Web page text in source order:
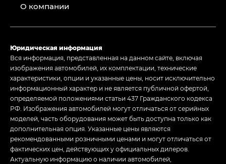
О компании
Юридическая информация
Вся информация, представленная на данном сайте, включая
изображения автомобилей, их комплектации, технические
характеристики, опции и указанные цены, носит исключительно
информационный характер и не является публичной офертой,
определяемой положениями статьи 437 Гражданского кодекса
РФ. Изображения автомобилей могут отличаться от серийных
моделей, часть оборудования может быть доступна только как
дополнительная опция. Указанные цены являются
рекомендованными розничными ценами и могут отличаться от
фактических цен, действующих у официальных дилеров.
Актуальную информацию о наличии автомобилей,